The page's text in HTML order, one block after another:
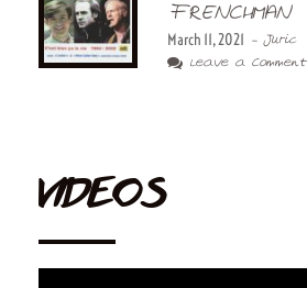
FRENCHMAN
March 11, 2021 - Juric
Leave a Comment
VIDEOS